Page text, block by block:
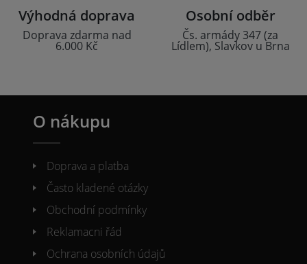
Výhodná doprava
Doprava zdarma nad
6.000 Kč
Osobní odběr
Čs. armády 347 (za
Lídlem), Slavkov u Brna
O nákupu
Doprava a platba
Často kladené otázky
Obchodní podmínky
Reklamacni řád
Ochrana osobních údajů